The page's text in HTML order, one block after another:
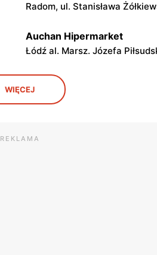
Radom, ul. Stanisława
Auchan Hipermarket
Łódź al. Marsz. Józefa
Auchan Hipermarket
Włocławek, ul. Cmentarna 10
Auchan Hipermarket
WIĘCEJ
REKLAMA